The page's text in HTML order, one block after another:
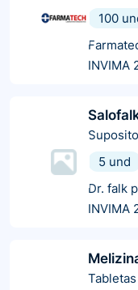
100
INVIMA
5 und
Dr. falk
INVIMA
Tabletas